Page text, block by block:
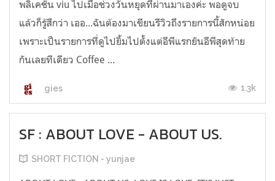
พลิเคชั่น viu ไปเมื่อช่วงวันหยุดที่ผ่านมาเองค่ะ พอดูจบ
แล้วก็รู้สึกว่า เออ...ฉันต้องมาเขียนรีวิวถึงรายการนี้สักหน่อย
เพราะเป็นรายการที่ดูไปยิ้มไปตั้งแต่อีพีแรกยันอีพีสุดท้าย
กันเลยทีเดียว Coffee ...
gies 1.3k
SF : ABOUT LOVE - ABOUT US.
SHORT FICTION - yunjae